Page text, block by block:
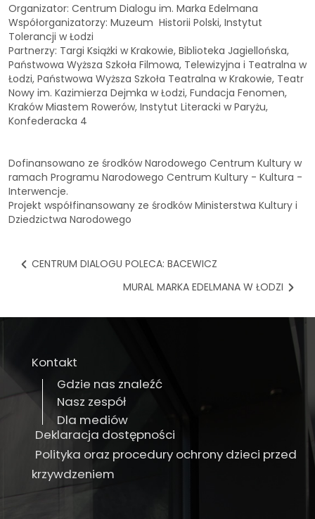
Organizator: Centrum Dialogu im. Marka Edelmana
Współorganizatorzy: Muzeum Historii Polski, Instytut
Tolerancji w Łodzi
Partnerzy: Targi Książki w Krakowie, Biblioteka Jagiellońska,
Państwowa Wyższa Szkoła Filmowa, Telewizyjna i Teatralna w
Łodzi, Państwowa Wyższa Szkoła Teatralna w Krakowie, Teatr
Nowy im. Kazimierza Dejmka w Łodzi, Fundacja Fenomen,
Kraków Miastem Rowerów, Instytut Literacki w Paryżu,
Konfederacka 4
Dofinansowano ze środków Narodowego Centrum Kultury w
ramach Programu Narodowego Centrum Kultury - Kultura -
Interwencje.
Projekt współfinansowany ze środków Ministerstwa Kultury i
Dziedzictwa Narodowego
CENTRUM DIALOGU POLECA: BACEWICZ
MURAL MARKA EDELMANA W ŁODZI
Kontakt
Gdzie nas znaleźć
Nasz zespół
Dla mediów
Deklaracja dostępności
Polityka oraz procedury ochrony dzieci przed
krzywdzeniem